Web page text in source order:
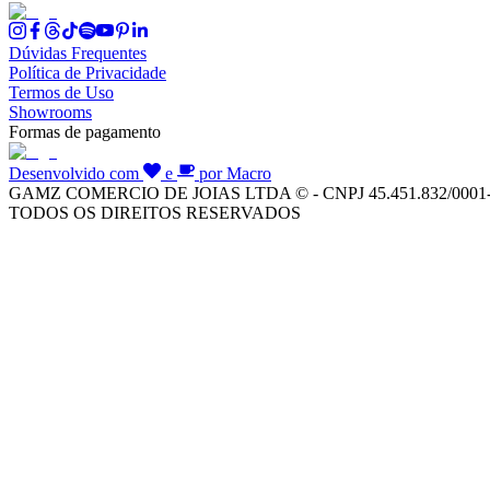
Dúvidas Frequentes
Política de Privacidade
Termos de Uso
Showrooms
Formas de pagamento
Desenvolvido com e
por Macro
GAMZ COMERCIO DE JOIAS LTDA © - CNPJ 45.451.832/
TODOS OS DIREITOS RESERVADOS